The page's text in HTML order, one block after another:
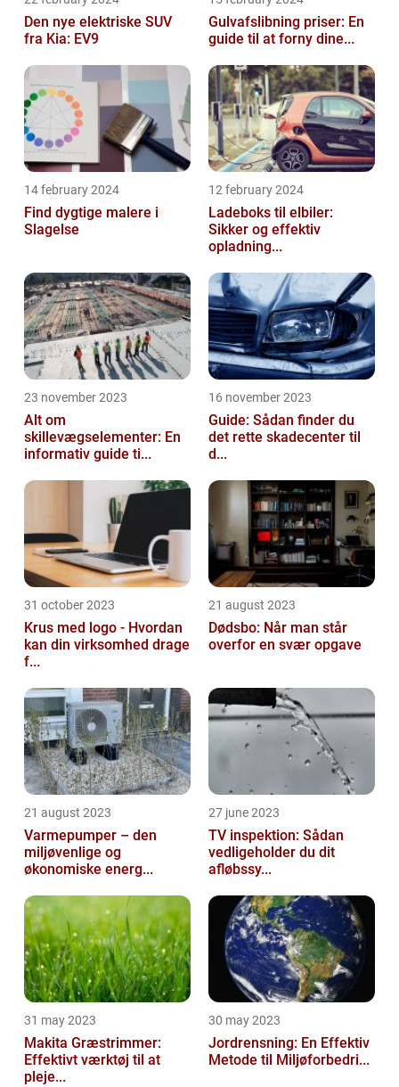
Den nye elektriske SUV
fra Kia: EV9
Gulvafslibning priser: En
guide til at forny dine...
14 february 2024
Find dygtige malere i
Slagelse
12 february 2024
Ladeboks til elbiler:
Sikker og effektiv
opladning...
23 november 2023
Alt om
skillevægselementer: En
informativ guide ti...
16 november 2023
Guide: Sådan finder du
det rette skadecenter til
d...
31 october 2023
Krus med logo - Hvordan
kan din virksomhed drage
f...
21 august 2023
Dødsbo: Når man står
overfor en svær opgave
21 august 2023
Varmepumper – den
miljøvenlige og
økonomiske energ...
27 june 2023
TV inspektion: Sådan
vedligeholder du dit
afløbssy...
31 may 2023
Makita Græstrimmer:
Effektivt værktøj til at
pleje...
30 may 2023
Jordrensning: En Effektiv
Metode til Miljøforbedri...